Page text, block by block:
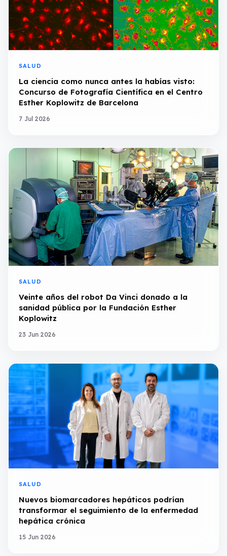
SALUD
La ciencia como nunca antes la habías visto:
Concurso de Fotografía Científica en el Centro
Esther Koplowitz de Barcelona
7 Jul 2026
SALUD
Veinte años del robot Da Vinci donado a la
sanidad pública por la Fundación Esther
Koplowitz
23 Jun 2026
SALUD
Nuevos biomarcadores hepáticos podrían
transformar el seguimiento de la enfermedad
hepática crónica
15 Jun 2026